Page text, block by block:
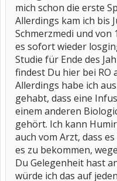
mich schon die erste
Allerdings kam ich bis
Schmerzmedi und
es sofort wieder
Studie für Ende des
findest Du hier bei RO
Allerdings habe ich
gehabt, dass eine
einem anderen
gehört. Ich kann
auch vom Arzt, dass
es zu bekommen,
Du Gelegenheit hast
würde ich das auf